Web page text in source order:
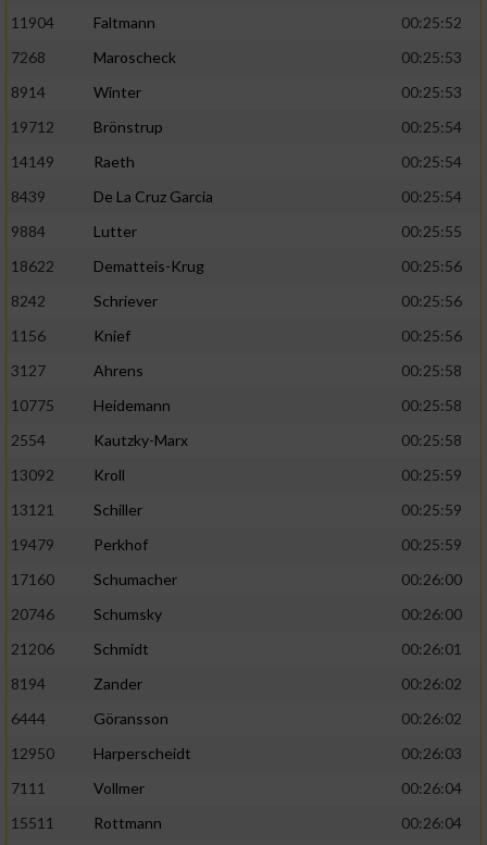
11904
Faltmann
00:25:52
7268
Maroscheck
00:25:53
8914
Winter
00:25:53
19712
Brönstrup
00:25:54
14149
Raeth
00:25:54
8439
De La Cruz Garcia
00:25:54
9884
Lutter
00:25:55
18622
Dematteis-Krug
00:25:56
8242
Schriever
00:25:56
1156
Knief
00:25:56
3127
Ahrens
00:25:58
10775
Heidemann
00:25:58
2554
Kautzky-Marx
00:25:58
13092
Kroll
00:25:59
13121
Schiller
00:25:59
19479
Perkhof
00:25:59
17160
Schumacher
00:26:00
20746
Schumsky
00:26:00
21206
Schmidt
00:26:01
8194
Zander
00:26:02
6444
Göransson
00:26:02
12950
Harperscheidt
00:26:03
7111
Vollmer
00:26:04
15511
Rottmann
00:26:04
personalisierter Werbung
von Inhalten
personalisierter Inhalte
Analyse von Zielgruppen durch Statistiken
verschiedenen Quellen
Verwendung reduzierter Daten zur Auswahl
IAB-Besonderheiten:
Verwendung genauer Standortdaten
Informationen identifizieren